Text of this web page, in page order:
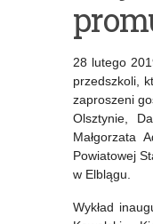
28 lutego
przedszkoli,
zaproszeni
Olsztynie,
Małgorzata
Powiatowej
w Elblągu.
Wykład